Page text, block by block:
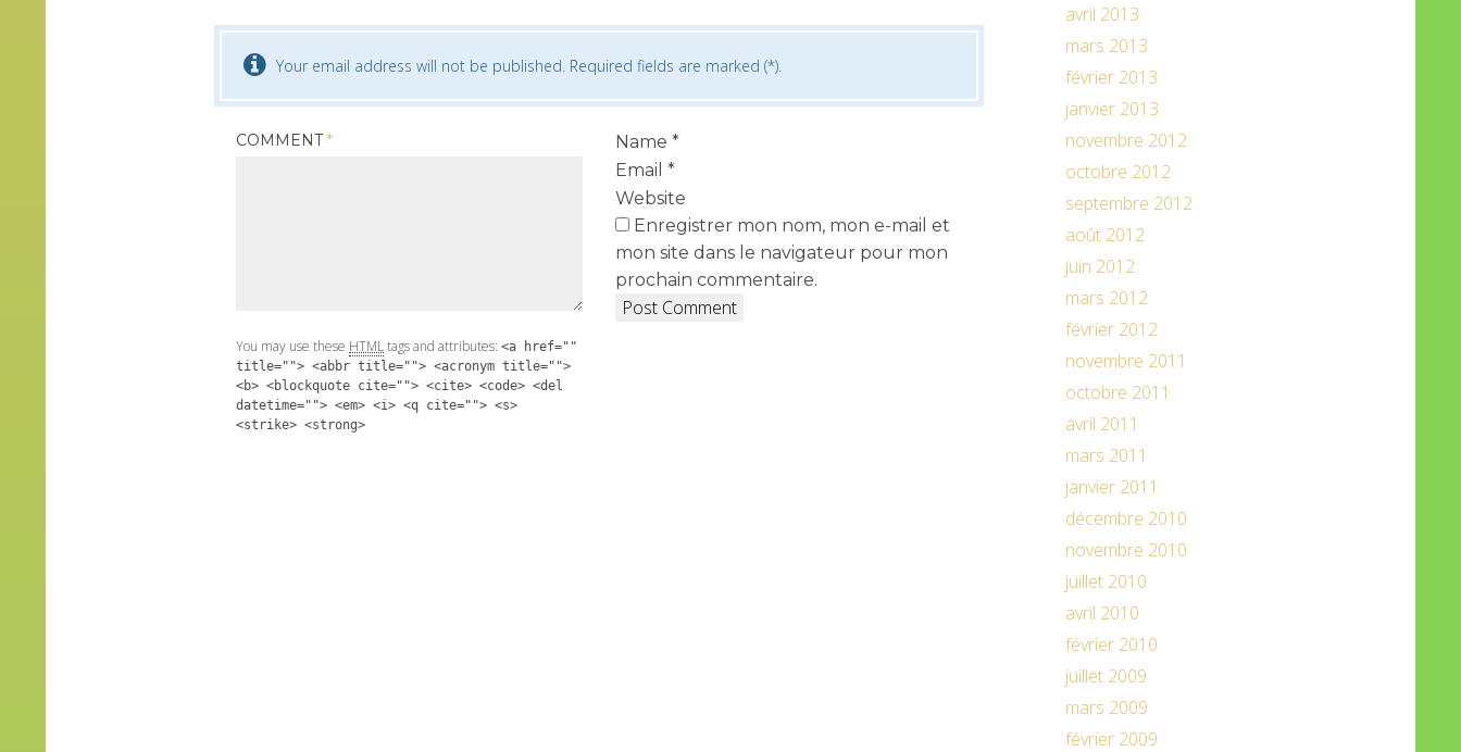
Your email address will not be published. Required fields are marked (*).
COMMENT*
You may use these HTMLtags and attributes: <a href=""
title=""> <abbr title=""> <acronym title="">
<b> <blockquote cite=""> <cite> <code> <del
datetime=""> <em> <i> <q cite=""> <s>
<strike> <strong>
Name *
Email *
Website
Enregistrer mon nom, mon e-mail et
mon site dans le navigateur pour mon
prochain commentaire.
avril 2013
mars 2013
février 2013
janvier 2013
novembre 2012
octobre 2012
septembre 2012
août 2012
juin 2012
mars 2012
février 2012
novembre 2011
octobre 2011
avril 2011
mars 2011
janvier 2011
décembre 2010
novembre 2010
juillet 2010
avril 2010
février 2010
juillet 2009
mars 2009
février 2009